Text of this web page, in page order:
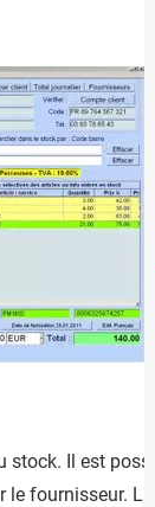
Il est
fournisseur.